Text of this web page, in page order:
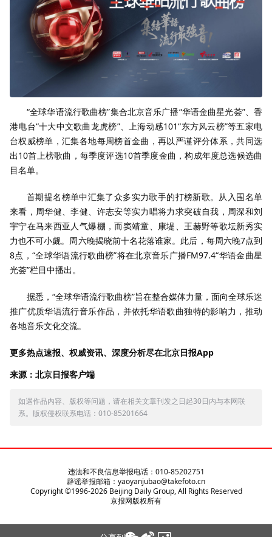
“全球华语流行歌曲榜”集合北京音乐广播“华语金曲星光荟”、香
港电台“十大中文歌曲龙虎榜”、上海动感101“东方风云榜”等五家电
台权威榜单，汇集各地每周榜首金曲，再以严谨评分体系，共同选
出10首上榜歌曲，每季度评选10首季度金曲，构成年度总选候选曲
目名单。
首期提名榜单中汇集了众多实力歌手的打榜新歌。从入围名单
来看，周华健、李健、许志安等实力唱将力求突破自我，周深和刘
宇宁在马来西亚人气爆棚，而窦靖童、康堤、王赫野等歌坛新秀实
力也不可小觑。周六晚揭晓前十名花落谁家。此后，每周六晚7点到
8点，“全球华语流行歌曲榜”将在北京音乐广播FM97.4“华语金曲星
光荟”栏目中播出。
据悉，“全球华语流行歌曲榜”旨在整合媒体力量，面向全球乐迷
推广优质华语流行音乐作品，并依托华语歌曲独特的影响力，推动
各地音乐文化交流。
更多热点速报、权威资讯、深度分析尽在北京日报App
来源：北京日报客户端
如遇作品内容、版权等问题，请在相关文章刊发之日起30日内与本网联
系。版权侵权联系电话：010-85201664
违法和不良信息举报电话：010-85202751
辟谣举报邮箱：yaoyanjubao@takefoto.cn
Copyright ©1996-2026Beijing Daily Group, All Rights Reserved
京报网版权所有